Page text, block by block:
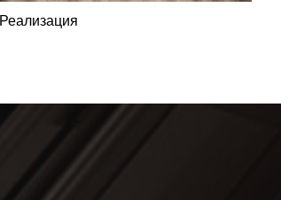
Реализация